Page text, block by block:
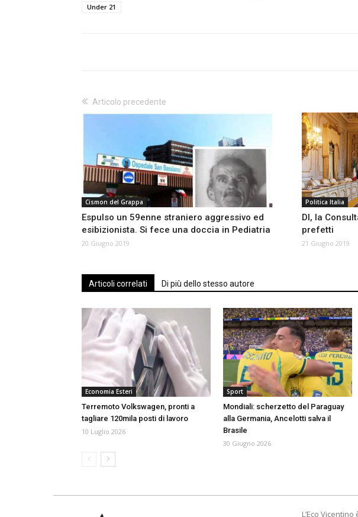
Under 21
Articolo precedente
Cismon del Grappa
Espulso un 59enne straniero aggressivo ed
esibizionista. Si fece una doccia in Pediatria
20 Giugno 2019
Politica Italia
Dl, la
prefetti
21 Giugno 2019
Articoli correlati Di più dello stesso autore
Economia Esteri
Terremoto Volkswagen, pronti a
tagliare 120mila posti di lavoro
10 Luglio 2026
Sport
Mondiali: scherzetto del Paraguay
alla Germania, Ancelotti salva il
Brasile
30 Giugno 2026
L’Eco